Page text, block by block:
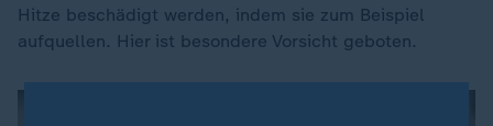
Hitze beschädigt werden, indem sie zum Beispiel
aufquellen. Hier ist besondere Vorsicht geboten.